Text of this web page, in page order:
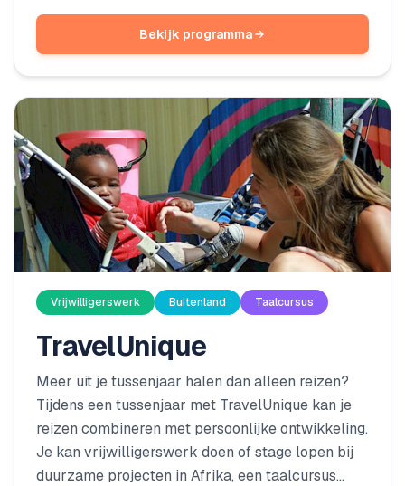
van onze reizigers stellen we de meest
onvergetelijke reizen samen.
Bekijk programma
Vrijwilligerswerk Buitenland Taalcursus
TravelUnique
Meer uit je tussenjaar halen dan alleen reizen?
Tijdens een tussenjaar met TravelUnique kan je
reizen combineren met persoonlijke ontwikkeling.
Je kan vrijwilligerswerk doen of stage lopen bij
duurzame projecten in Afrika, een taalcursus